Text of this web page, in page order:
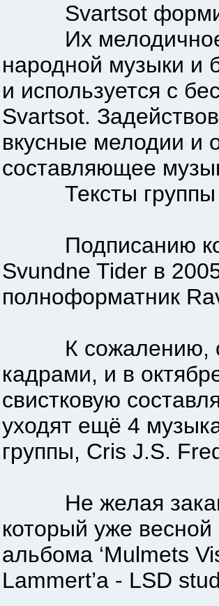
Svartsot
Их мелодичное,
народной музыки и
и используется с
Svartsot.
вкусные мелодии и
составляющее
Тексты группы
Подписанию
Svundne Tider в
полноформатник
К сожалению,
кадрами, и в
свистковую
уходят ещё 4
группы, Cris J.S.
Не желая
который уже
альбома ‘Mulmets
Lammert’а - LSD